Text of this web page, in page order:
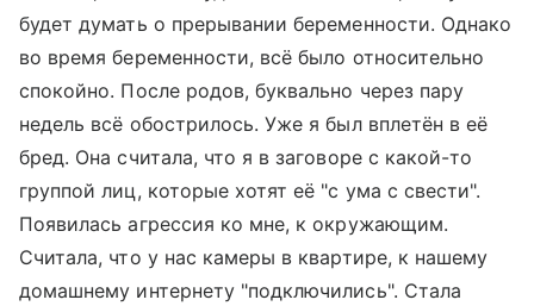
будет думать о прерывании беременности. Однако
во время беременности, всё было относительно
спокойно. После родов, буквально через пару
недель всё обострилось. Уже я был вплетён в её
бред. Она считала, что я в заговоре с какой-то
группой лиц, которые хотят её "с ума с свести".
Появилась агрессия ко мне, к окружающим.
Считала, что у нас камеры в квартире, к нашему
домашнему интернету "подключились". Стала